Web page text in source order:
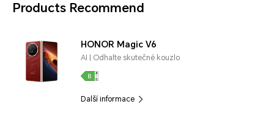
Products Recommend
HONOR Magic V6
AI | Odhalte skutečné kouzlo
Další informace